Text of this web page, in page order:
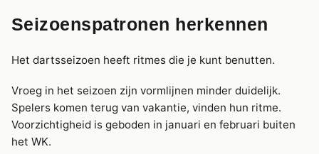
Seizoenspatronen herkennen
Het dartsseizoen heeft ritmes die je kunt benutten.
Vroeg in het seizoen zijn vormlijnen minder duidelijk.
Spelers komen terug van vakantie, vinden hun ritme.
Voorzichtigheid is geboden in januari en februari buiten
het WK.